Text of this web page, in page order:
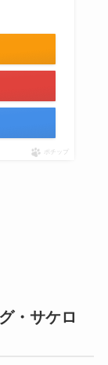
ポチップ
・サケロ